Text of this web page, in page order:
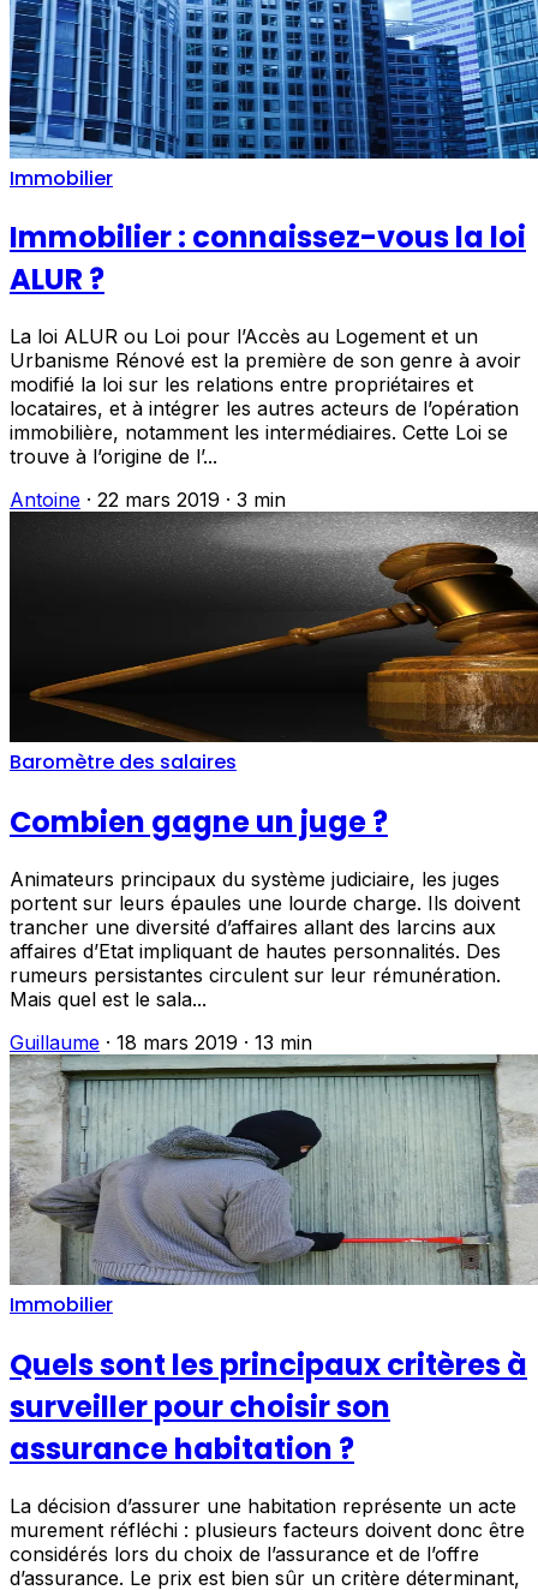
Immobilier
Immobilier : connaissez-vous la loi
ALUR ?
La loi ALUR ou Loi pour l’Accès au Logement et un
Urbanisme Rénové est la première de son genre à avoir
modifié la loi sur les relations entre propriétaires et
locataires, et à intégrer les autres acteurs de l’opération
immobilière, notamment les intermédiaires. Cette Loi se
trouve à l’origine de l’...
Antoine · 22 mars 2019 · 3 min
Baromètre des salaires
Combien gagne un juge ?
Animateurs principaux du système judiciaire, les juges
portent sur leurs épaules une lourde charge. Ils doivent
trancher une diversité d’affaires allant des larcins aux
affaires d’Etat impliquant de hautes personnalités. Des
rumeurs persistantes circulent sur leur rémunération.
Mais quel est le sala...
Guillaume · 18 mars 2019 · 13 min
Immobilier
Quels sont les principaux critères à
surveiller pour choisir son
assurance habitation ?
La décision d’assurer une habitation représente un acte
murement réfléchi : plusieurs facteurs doivent donc être
considérés lors du choix de l’assurance et de l’offre
d’assurance. Le prix est bien sûr un critère déterminant,